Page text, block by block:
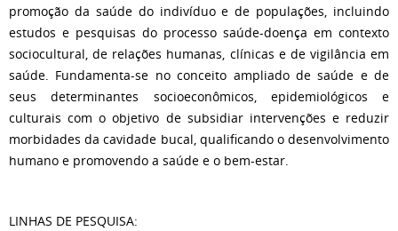
promoção da saúde do indivíduo e de populações, incluindo
estudos e pesquisas do processo saúde-doença em contexto
sociocultural, de relações humanas, clínicas e de vigilância em
saúde. Fundamenta-se no conceito ampliado de saúde e de
seus determinantes socioeconômicos, epidemiológicos e
culturais com o objetivo de subsidiar intervenções e reduzir
morbidades da cavidade bucal, qualificando o desenvolvimento
humano e promovendo a saúde e o bem-estar.
LINHAS DE PESQUISA: